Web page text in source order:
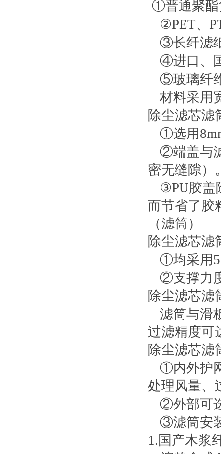
①普通聚酯
②PET、
③长纤滤
④进口、
⑤玻璃纤
材料采用
除尘滤芯滤
①选用
②端盖与
密无缝隙）
③PU胶盖
而节省了胶
（滤筒）
除尘滤芯滤
①均采用
②支撑力
除尘滤芯滤
滤筒与滑
过滤精度可
除尘滤芯滤
①内外护
处理风量、
②外部可
③滤筒安
1. 国产木浆